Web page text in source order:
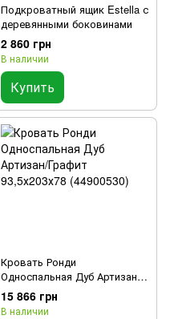
Подкроватный ящик Estella с
деревянными боковинами
2 860 грн
В наличии
Купить
Кровать Ронди
Односпальная Дуб Артизан/
Графит 93,5х203х78
(44900530)
15 866 грн
В наличии